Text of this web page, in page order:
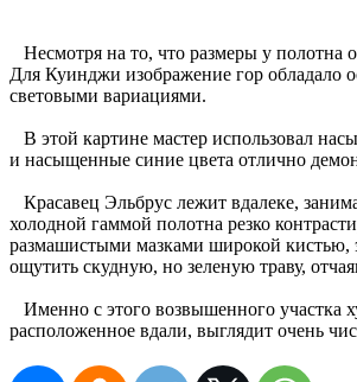
Несмотря на то, что размеры у полотна
Для Куинджи изображение гор обладало
световыми вариациями.
В этой картине мастер использовал
и насыщенные синие цвета отлично
Красавец Эльбрус лежит вдалеке,
холодной гаммой полотна резко
размашистыми мазками широкой кистью,
ощутить скудную, но зеленую траву,
Именно с этого возвышенного участка
расположенное вдали, выглядит очень